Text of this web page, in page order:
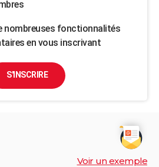
nombreuses fonctionnalités
en vous inscrivant
S'INSCRIRE
Voir un exemple